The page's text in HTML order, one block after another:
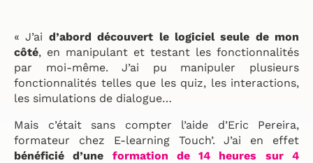
« J’ai d’abord découvert le logiciel seule de mon
côté, en manipulant et testant les fonctionnalités
par moi-même. J’ai pu manipuler plusieurs
fonctionnalités telles que les quiz, les interactions,
les simulations de dialogue…
Mais c’était sans compter l’aide d’Eric Pereira,
formateur chez E-learning Touch’. J’ai en effet
bénéficié d’une formation de 14 heures sur 4